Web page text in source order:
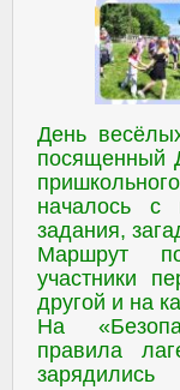
День
посященный
началось с
задания,
Маршрут
участники
другой и на
На
правила